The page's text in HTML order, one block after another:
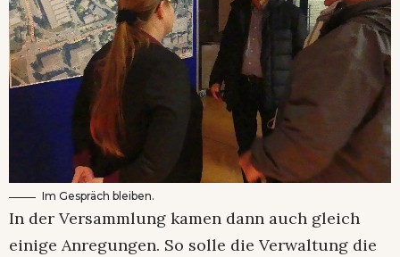
Im Gespräch bleiben.
In der Versammlung kamen dann auch gleich
einige Anregungen. So solle die Verwaltung die